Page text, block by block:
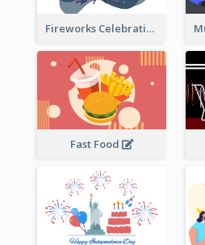
Fireworks Celebration Illustration
Fast Food